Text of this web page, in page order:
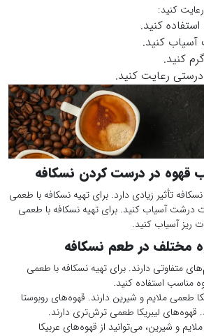
رعایت کنید:
کنید.
آسیاب کنید.
کنید.
رعایت کنید.
قهوه در درست کردن نسکافه
تأثیر زیادی دارد. برای تهیه نسکافه با طعمی
درشت آسیاب کنید. برای تهیه نسکافه با طعمی
ریز آسیاب کنید.
مختلف در طعم نسکافه
متفاوتی دارند. برای تهیه نسکافه با طعمی
مناسب استفاده کنید.
طعمی ملایم و شیرین دارند. قهوه‌های روبوستا
قهوه‌های لیبریکا طعمی ترش‌تری دارند.
و شیرین، می‌توانید از قهوه‌های عربیکا